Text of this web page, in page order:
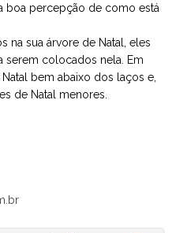
boa percepção de como está
na sua árvore de Natal, eles
serem colocados nela. Em
bem abaixo dos laços e,
de Natal menores.